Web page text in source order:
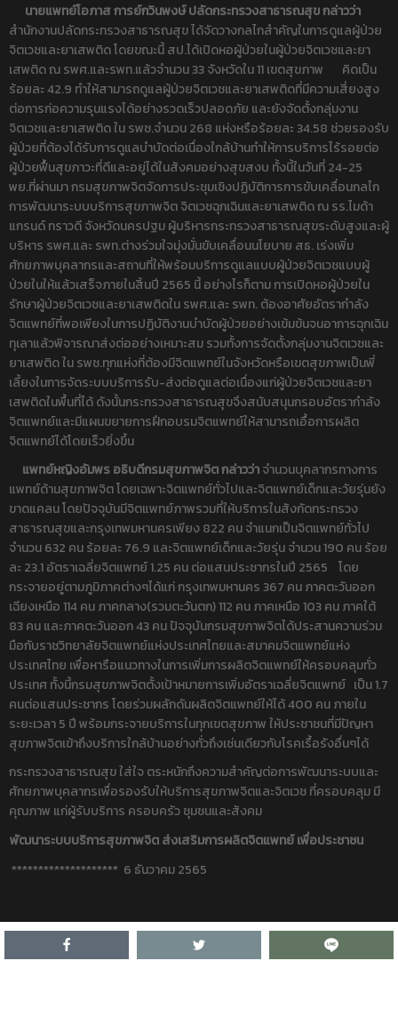
นายแพทย์โอภาส การย์กวินพงษ์ ปลัดกระทรวงสาธารณสุข กล่าวว่า
สำนักงานปลัดกระทรวงสาธารณสุข ได้จัดวางกลไกสำคัญในการดูแลผู้ป่วย
จิตเวชและยาเสพติด โดยขณะนี้ สป.ได้เปิดหอผู้ป่วยในผู้ป่วยจิตเวชและยา
เสพติด ณ รพศ.และรพท.แล้วจำนวน 33 จังหวัดใน 11 เขตสุขภาพ คิดเป็น
ร้อยละ 42.9 ทำให้สามารถดูแลผู้ป่วยจิตเวชและยาเสพติดที่มีความเสี่ยงสูง
ต่อการก่อความรุนแรงได้อย่างรวดเร็วปลอดภัย และยังจัดตั้งกลุ่มงาน
จิตเวชและยาเสพติด ใน รพช.จำนวน 268 แห่งหรือร้อยละ 34.58 ช่วยรองรับ
ผู้ป่วยที่ต้องได้รับการดูแลบำบัดต่อเนื่องใกล้บ้านทำให้การบริการไร้รอยต่อ
ผู้ป่วยฟื้นสุขภาวะที่ดีและอยู่ได้ในสังคมอย่างสุขสงบ ทั้งนี้ในวันที่ 24-25
พย.ที่ผ่านมา กรมสุขภาพจิตจัดการประชุมเชิงปฏิบัติการการขับเคลื่อนกลไก
การพัฒนาระบบบริการสุขภาพจิต จิตเวชฉุกเฉินและยาเสพติด ณ รร.ไมด้า
แกรนด์ ทราวดี จังหวัดนครปฐม ผู้บริหารกระทรวงสาธารณสุขระดับสูงและผู้
บริหาร รพศ.และ รพท.ต่างร่วมใจมุ่งมั่นขับเคลื่อนนโยบาย สธ. เร่งเพิ่ม
ศักยภาพบุคลากรและสถานที่ให้พร้อมบริการดูแลแบบผู้ป่วยจิตเวชแบบผู้
ป่วยในให้แล้วเสร็จภายในสิ้นปี 2565 นี้ อย่างไรก็ตาม การเปิดหอผู้ป่วยใน
รักษาผู้ป่วยจิตเวชและยาเสพติดใน รพศ.และ รพท. ต้องอาศัยอัตรากำลัง
จิตแพทย์ที่พอเพียงในการปฏิบัติงานบำบัดผู้ป่วยอย่างเข้มข้นจนอาการฉุกเฉิน
ทุเลาแล้วพิจารณาส่งต่ออย่างเหมาะสม รวมทั้งการจัดตั้งกลุ่มงานจิตเวชและ
ยาเสพติด ใน รพช.ทุกแห่งที่ต้องมีจิตแพทย์ในจังหวัดหรือเขตสุขภาพเป็นพี่
เลี้ยงในการจัดระบบบริการรับ-ส่งต่อดูแลต่อเนื่องแก่ผู้ป่วยจิตเวชและยา
เสพติดในพื้นที่ได้ ดังนั้นกระทรวงสาธารณสุขจึงสนับสนุนกรอบอัตรากำลัง
จิตแพทย์และมีแผนขยายการฝึกอบรมจิตแพทย์ให้สามารถเอื้อการผลิต
จิตแพทย์ได้โดยเร็วยิ่งขึ้น
แพทย์หญิงอัมพร อธิบดีกรมสุขภาพจิต กล่าวว่าจำนวนบุคลากรทางการ
แพทย์ด้านสุขภาพจิต โดยเฉพาะจิตแพทย์ทั่วไปและจิตแพทย์เด็กและวัยรุ่นยัง
ขาดแคลน โดยปัจจุบันมีจิตแพทย์ภาพรวมที่ให้บริการในสังกัดกระทรวง
สาธารณสุขและกรุงเทพมหานครเพียง 822 คน จำแนกเป็นจิตแพทย์ทั่วไป
จำนวน 632 คน ร้อยละ 76.9 และจิตแพทย์เด็กและวัยรุ่น จำนวน 190 คน ร้อย
ละ 23.1 อัตราเฉลี่ยจิตแพทย์ 1.25 คน ต่อแสนประชากรในปี 2565 โดย
กระจายอยู่ตามภูมิภาคต่างๆได้แก่ กรุงเทพมหานคร 367 คน ภาคตะวันออก
เฉียงเหนือ 114 คน ภาคกลาง(รวมตะวันตก) 112 คน ภาคเหนือ 103 คน ภาคใต้
83 คน และภาคตะวันออก 43 คน ปัจจุบันกรมสุขภาพจิตได้ประสานความร่วม
มือกับราชวิทยาลัยจิตแพทย์แห่งประเทศไทยและสมาคมจิตแพทย์แห่ง
ประเทศไทย เพื่อหารือแนวทางในการเพิ่มการผลิตจิตแพทย์ให้ครอบคลุมทั่ว
ประเทศ ทั้งนี้กรมสุขภาพจิตตั้งเป้าหมายการเพิ่มอัตราเฉลี่ยจิตแพทย์ เป็น 1.7
คนต่อแสนประชากร โดยร่วมผลักดันผลิตจิตแพทย์ให้ได้ 400 คน ภายใน
ระยะเวลา 5 ปี พร้อมกระจายบริการในทุกเขตสุขภาพ ให้ประชาชนที่มีปัญหา
สุขภาพจิตเข้าถึงบริการใกล้บ้านอย่างทั่วถึงเช่นเดียวกับโรคเรื้อรังอื่นๆได้
กระทรวงสาธารณสุข ใส่ใจ ตระหนักถึงความสำคัญต่อการพัฒนาระบบและ
ศักยภาพบุคลากรเพื่อรองรับให้บริการสุขภาพจิตและจิตเวช ที่ครอบคลุม มี
คุณภาพ แก่ผู้รับบริการ ครอบครัว ชุมชนและสังคม
พัฒนาระบบบริการสุขภาพจิต ส่งเสริมการผลิตจิตแพทย์ เพื่อประชาชน
******************** 6 ธันวาคม 2565